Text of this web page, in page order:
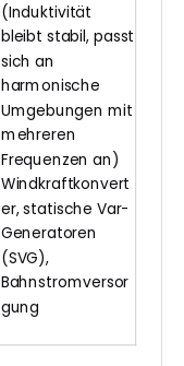
(Induktivität
bleibt stabil, passt
sich an
harmonische
Umgebungen mit
mehreren
Frequenzen an)
Windkraftkonvert
er, statische Var-
Generatoren
(SVG),
Bahnstromversor
gung